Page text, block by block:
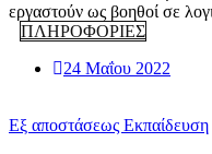
εργαστούν ως βοηθοί σε
ΠΛΗΡΟΦΟΡΙΕΣ
24 Μαΐου 2022
Εξ αποστάσεως Εκπαίδευση